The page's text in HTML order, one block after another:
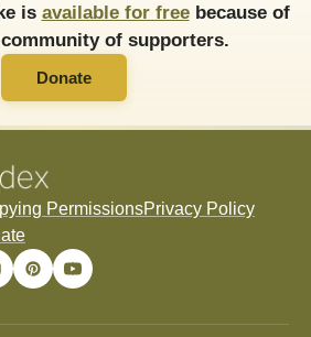
is available for freebecause of
of supporters.
Donate
PermissionsPrivacy Policy